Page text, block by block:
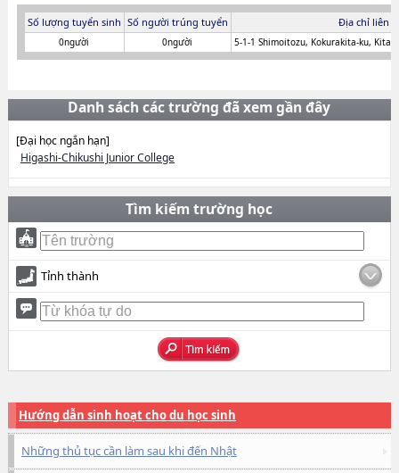
Số lượng tuyển sinh Số người trúng tuyển Địa chỉ liên
0người 0người 5-1-1 Shimoitozu, Kokurakita-ku,
Danh sách các trường đã xem gần đây
[Đại học ngắn hạn]
Higashi-Chikushi Junior College
Tìm kiếm trường học
Tỉnh thành
Hướng dẫn sinh hoạt cho du học sinh
Những thủ tục cần làm sau khi đến Nhật